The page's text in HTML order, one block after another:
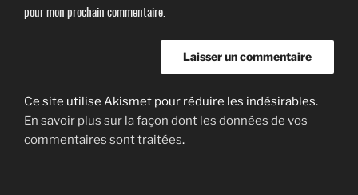
pour mon prochain commentaire.
Ce site utilise Akismet pour réduire les indésirables.
En savoir plus sur la façon dont les données de vos
commentaires sont traitées.